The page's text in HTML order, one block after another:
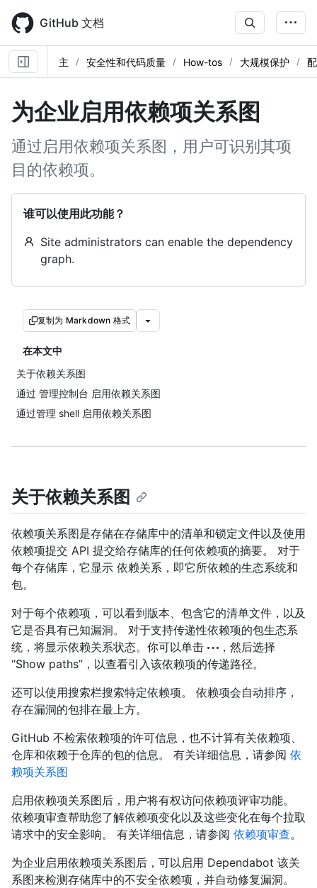
main
content
GitHub 文档
主 安全性和代码质量 How-tos 大规模保护
为企业启用依赖项关系图
通过启用依赖项关系图，用户可识别其项
目的依赖项。
谁可以使用此功能？
Site administrators can enable the dependency
graph.
复制为 Markdown 格式
在本文中
关于依赖关系图
通过 管理控制台 启用依赖关系图
通过管理 shell 启用依赖关系图
关于依赖关系图
依赖项关系图是存储在存储库中的清单和锁定文件以及使用
依赖项提交 API 提交给存储库的任何依赖项的摘要。 对于
每个存储库，它显示 依赖关系，即它所依赖的生态系统和
包。
对于每个依赖项，可以看到版本、包含它的清单文件，以及
它是否具有已知漏洞。 对于支持传递性依赖项的包生态系
统，将显示依赖关系状态。你可以单击
，然后选择
“Show paths”，以查看引入该依赖项的传递路径。
还可以使用搜索栏搜索特定依赖项。 依赖项会自动排序，
存在漏洞的包排在最上方。
GitHub 不检索依赖项的许可信息，也不计算有关依赖项、
仓库和依赖于仓库的包的信息。 有关详细信息，请参阅 依
赖项关系图
启用依赖项关系图后，用户将有权访问依赖项评审功能。
依赖项审查帮助您了解依赖项变化以及这些变化在每个拉取
请求中的安全影响。 有关详细信息，请参阅 依赖项审查。
为企业启用依赖项关系图后，可以启用 Dependabot 该关
系图来检测存储库中的不安全依赖项，并自动修复漏洞。